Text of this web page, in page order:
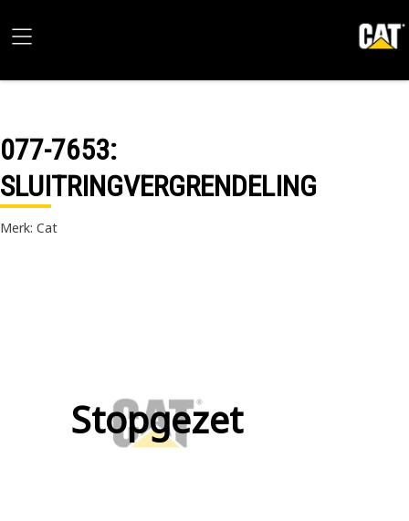
077-7653:
SLUITRINGVERGRENDELING
Merk: Cat
Stopgezet